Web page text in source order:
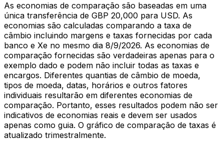
As economias de comparação são baseadas em uma
única transferência de GBP 20,000 para USD. As
economias são calculadas comparando a taxa de
câmbio incluindo margens e taxas fornecidas por cada
banco e Xe no mesmo dia 8/9/2026. As economias de
comparação fornecidas são verdadeiras apenas para o
exemplo dado e podem não incluir todas as taxas e
encargos. Diferentes quantias de câmbio de moeda,
tipos de moeda, datas, horários e outros fatores
individuais resultarão em diferentes economias de
comparação. Portanto, esses resultados podem não ser
indicativos de economias reais e devem ser usados
apenas como guia. O gráfico de comparação de taxas é
atualizado trimestralmente.